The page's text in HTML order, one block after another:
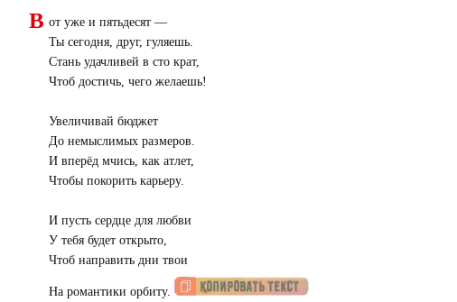
В от уже и пятьдесят —
Ты сегодня, друг, гуляешь.
Стань удачливей в сто крат,
Чтоб достичь, чего желаешь!
Увеличивай бюджет
До немыслимых размеров.
И вперёд мчись, как атлет,
Чтобы покорить карьеру.
И пусть сердце для любви
У тебя будет открыто,
Чтоб направить дни твои
На романтики орбиту.